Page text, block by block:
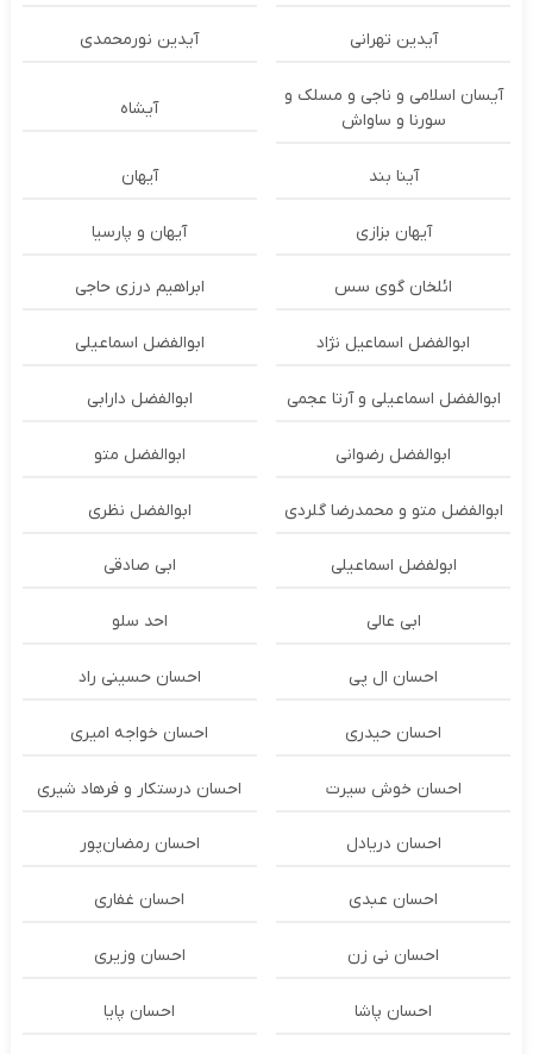
آیدین تهرانی آیدین نورمحمدی
آیسان اسلامی و ناجی و مسلک و
سورنا و ساواش
آیشاه
آینا بند آیهان
آیهان بزازی آیهان و پارسیا
ائلخان گوی سس ابراهیم درزی حاجی
ابوالفضل اسماعیل نژاد ابوالفضل اسماعیلی
ابوالفضل اسماعیلی و آرتا عجمی ابوالفضل دارابی
ابوالفضل رضوانی ابوالفضل متو
ابوالفضل متو و محمدرضا گلردی ابوالفضل نظری
ابولفضل اسماعیلی ابی صادقی
ابی عالی احد سلو
احسان ال پی احسان حسینی راد
احسان حیدری احسان خواجه امیری
احسان خوش سیرت احسان درستكار و فرهاد شيرى
احسان دریادل احسان رمضان‌پور
احسان عبدی احسان غفاری
احسان نی زن احسان وزیری
احسان پاشا احسان پایا